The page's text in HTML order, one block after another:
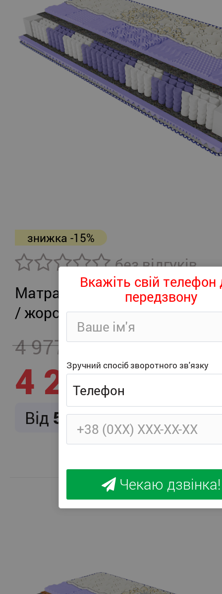
знижка -15%
без відгуків
Матрац Arabeska Damask /
/ жорсткий
4 977 - 747
4 230
Від 529 / міс.
Вкажіть свій телефон
передзвону
Зручний спосіб зворотного зв'язку
Чекаю дзвінка!